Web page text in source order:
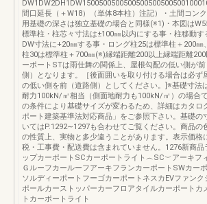
間口延長（＋W18）（単体8本柱）注記）・土間コン
用基礎の深さは独立基礎の場合と同様(※1)・本図は
標準柱・柱芯々寸法は±100㎜以内にする事・柱移動す
DW寸法に+20㎜する事・ロング柱25は標準柱＋200㎜
柱30は標準柱＋700㎜(※)縁端距離200以上縁端距離
ーポートSTは雨仕舞の関係上、屋根勾配の低い側が前
側）となります。［後面囲いを取り付ける場合は必ず
の低い側を前（道路側）としてください。]※基礎寸法
耐力100kN/㎡相当（側面地耐力も100kN/㎡）の場合
の条件により基礎サイズが変わるため、詳細はカタロ
ポート建築基準法対応商品」をご参照下さい。基礎の
いてはP.1292∼1297も合わせてご覧ください。商品の
の性質上、実物と多少違うことがあります。表示価格
税・工事費・配送費は含まれていません。1276新商品
ップカーポートSCカーポートライト︵SC︶アーキフ
ＧルーフカールーフアーキフランカーポートSWカー
ソルディーポートフーゴカーポートネスカEVファンク
ポールカーストッパーカーフロアタイルカーポートカ
トカーポートライト